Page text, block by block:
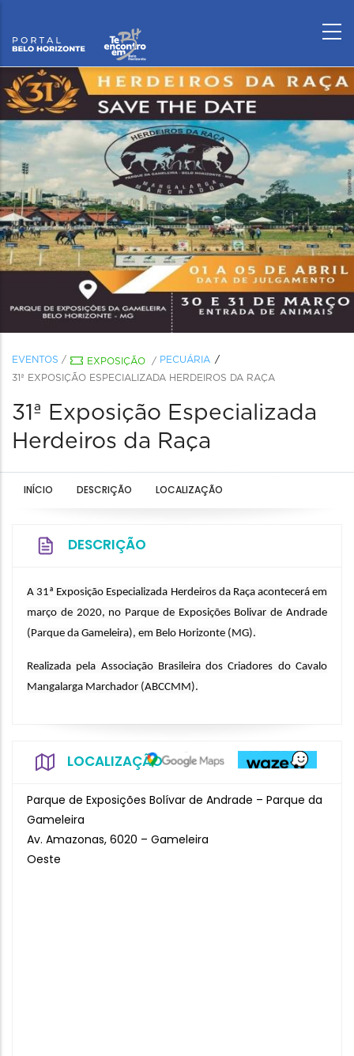
EVENTOS / EXPOSIÇÃO / PECUÁRIA
31ª EXPOSIÇÃO ESPECIALIZADA HERDEIROS DA RAÇA
31ª Exposição Especializada
Herdeiros da Raça
INÍCIO DESCRIÇÃO LOCALIZAÇÃO
DESCRIÇÃO
A 31ª Exposição Especializada Herdeiros da Raça acontecerá em
março de 2020, no Parque de Exposições Bolivar de Andrade
(Parque da Gameleira), em Belo Horizonte (MG).
Realizada pela Associação Brasileira dos Criadores do Cavalo
Mangalarga Marchador (ABCCMM).
LOCALIZAÇÃO
Parque de Exposições Bolívar de Andrade – Parque da
Gameleira
Av. Amazonas, 6020 – Gameleira
Oeste